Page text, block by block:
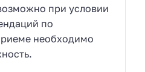
при условии
по
необходимо